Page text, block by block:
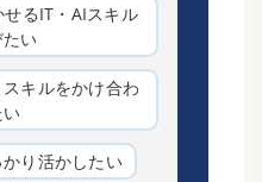
るIT・AIスキル
い
キルをかけ合わ
り活かしたい